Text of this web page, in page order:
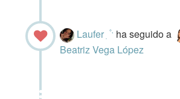
Laufer ִ ۫ ˑ ha seguido a
Beatriz Vega López